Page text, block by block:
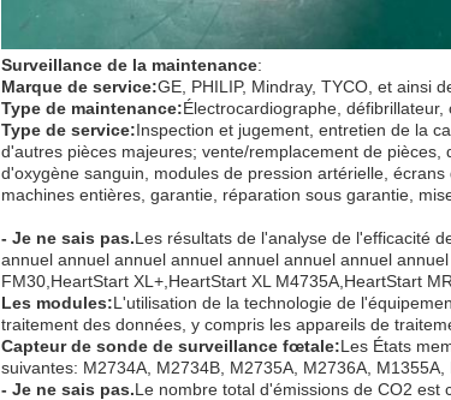
Surveillance de la maintenance:
Marque de service:GE, PHILIP, Mindray, TYCO, et ainsi
Type de maintenance:Électrocardiographe,
Type de service:Inspection et jugement, entretien de la
d'autres pièces majeures; vente/remplacement de
d'oxygène sanguin, modules de pression artérielle,
machines entières, garantie, réparation sous garantie,
- Je ne sais pas.Les résultats de l'analyse de l'efficacité
annuel annuel annuel annuel annuel annuel annuel
FM30,HeartStart XL+,HeartStart XL M4735A,HeartStart
Les modules:L'utilisation de la technologie de
traitement des données, y compris les appareils de
Capteur de sonde de surveillance fœtale:Les États
suivantes: M2734A, M2734B, M2735A, M2736A, M1355A,
- Je ne sais pas.Le nombre total d'émissions de CO2 est